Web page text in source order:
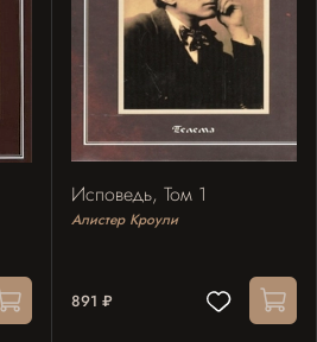
Исповедь, Том 1
Алистер Кроули
891 ₽